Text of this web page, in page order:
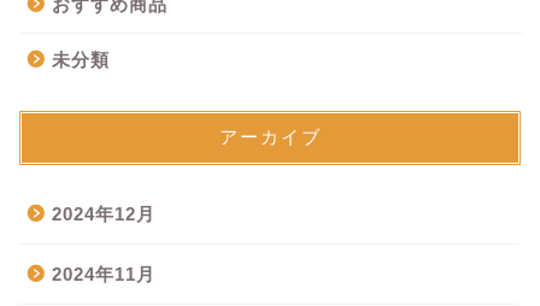
おすすめ商品
未分類
アーカイブ
2024年12月
2024年11月